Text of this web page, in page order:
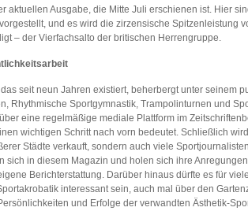
aktuellen Ausgabe, die Mitte Juli erschienen ist. Hier
und es wird die zirzensische Spitzenleistung
– der Vierfachsalto der britischen Herrengruppe.
seit neun Jahren existiert, beherbergt unter seinem
Rhythmische Sportgymnastik, Trampolinturnen und
eine regelmäßige mediale Plattform im
wichtigen Schritt nach vorn bedeutet. Schließlich
Städte verkauft, sondern auch viele
sich in diesem Magazin und holen sich ihre
Berichterstattung. Darüber hinaus dürfte es für
interessant sein, auch mal über den
und Erfolge der verwandten Ästhetik-